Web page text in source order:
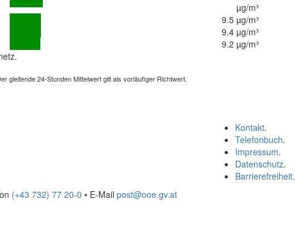
µg/m³
9.5 µg/m³
9.4 µg/m³
9.2 µg/m³
gleitende 24-Stunden Mittelwert gilt als vorläufiger Richtwert.
Kontakt.
Telefonbuch.
Impressum.
Datenschutz.
Barrierefreiheit.
(+43 732) 77 20-0 • E-Mail post@ooe.gv.at